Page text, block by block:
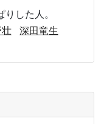
した人。
深田竜生